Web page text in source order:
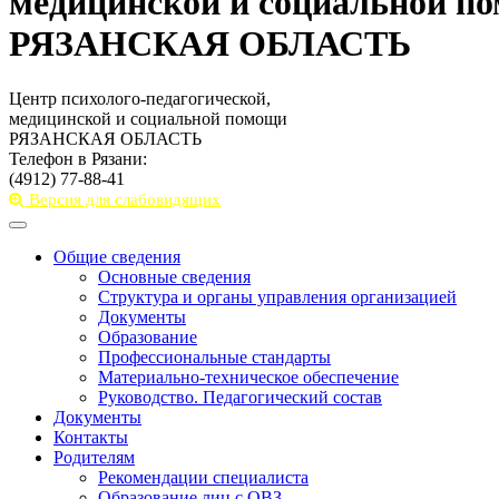
РЯЗАНСКАЯ ОБЛАСТЬ
Центр психолого-педагогической,
медицинской и социальной помощи
РЯЗАНСКАЯ ОБЛАСТЬ
Телефон в Рязани:
(4912) 77-88-41
Версия для слабовидящих
Toggle
navigationОбщие сведения
Основные сведения
Структура и органы управления организацией
Документы
Образование
Профессиональные стандарты
Материально-техническое обеспечение
Руководство. Педагогический состав
Документы
Контакты
Родителям
Рекомендации специалиста